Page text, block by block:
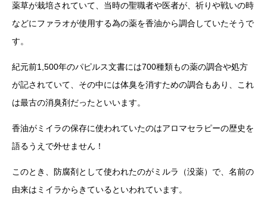
薬草が栽培されていて、当時の聖職者や医者が、祈りや戦いの時
などにファラオが使用する為の薬を香油から調合していたそうで
す。
紀元前1,500年のパピルス文書には700種類もの薬の調合や処方
が記されていて、その中には体臭を消すための調合もあり、これ
は最古の消臭剤だったといいます。
香油がミイラの保存に使われていたのはアロマセラピーの歴史を
語るうえで外せません！
このとき、防腐剤として使われたのがミルラ（没薬）で、名前の
由来はミイラからきているといわれています。